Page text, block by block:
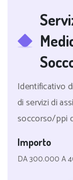
Identificativo
di servizi di
soccorso/ppi
Importo
DA 300.000 A